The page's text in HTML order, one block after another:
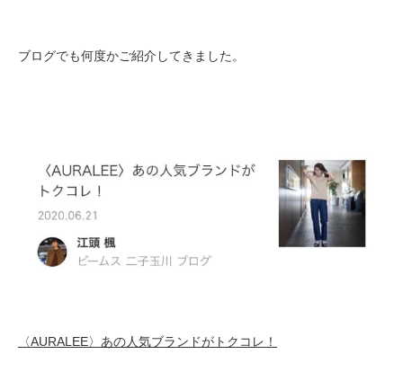
ブログでも何度かご紹介してきました。
〈AURALEE〉あの人気ブランドがトクコレ！